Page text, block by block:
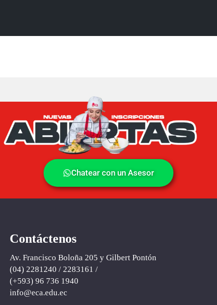
Chatear con un Asesor
Contáctenos
Av. Francisco Boloña 205 y Gilbert Pontón
(04) 2281240 / 2283161 /
(+593) ‪96 736 1940‬
info@eca.edu.ec